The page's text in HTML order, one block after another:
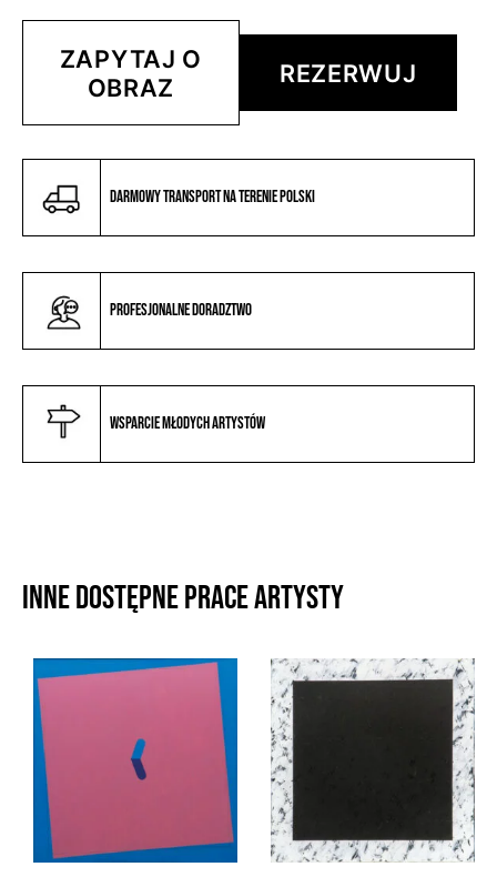
ZAPYTAJ O
OBRAZ
REZERWUJ
Darmowy transport na terenie Polski
Profesjonalne doradztwo
Wsparcie młodych artystów
Inne dostępne prace artysty